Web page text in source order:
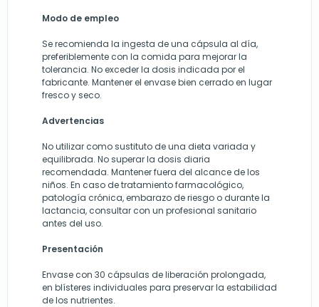
Modo de empleo
Se recomienda la ingesta de una cápsula al día,
preferiblemente con la comida para mejorar la
tolerancia. No exceder la dosis indicada por el
fabricante. Mantener el envase bien cerrado en lugar
fresco y seco.
Advertencias
No utilizar como sustituto de una dieta variada y
equilibrada. No superar la dosis diaria
recomendada. Mantener fuera del alcance de los
niños. En caso de tratamiento farmacológico,
patología crónica, embarazo de riesgo o durante la
lactancia, consultar con un profesional sanitario
antes del uso.
Presentación
Envase con 30 cápsulas de liberación prolongada,
en blísteres individuales para preservar la estabilidad
de los nutrientes.